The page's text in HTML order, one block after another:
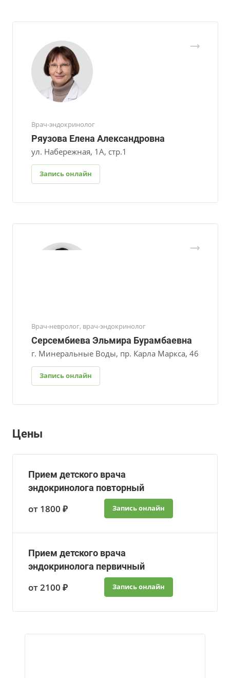
Врач-эндокринолог
Ряузова Елена Александровна
ул. Набережная, 1А, стр.1
Запись онлайн
Врач-невролог, врач-эндокринолог
Серсембиева Эльмира Бурамбаевна
г. Минеральные Воды, пр. Карла Маркса, 46
Запись онлайн
Цены
Прием детского врача
эндокринолога повторный
от 1800 ₽ Запись онлайн
Прием детского врача
эндокринолога первичный
от 2100 ₽ Запись онлайн